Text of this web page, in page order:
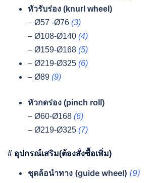
หัวรับร่อง (knurl wheel)
– Ø57 -Ø76 (3)
– Ø108-Ø140 (4)
– Ø159-Ø168 (5)
– Ø219-Ø325 (6)
– Ø89 (9)
หัวกดร่อง (pinch roll)
– Ø60-Ø168 (6)
– Ø219-Ø325 (7)
# อุปกรณ์เสริม(ต้องสั่งซื้อเพิ่ม)
ชุดล้อนำทาง (guide wheel) (9)